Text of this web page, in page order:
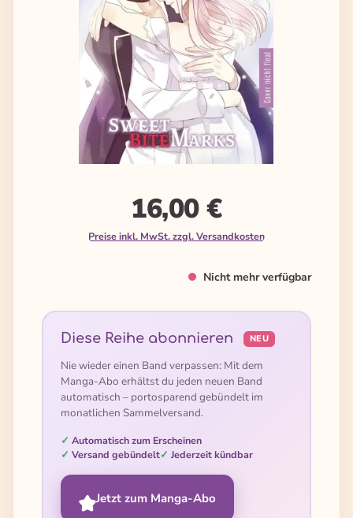
16,00 €
Preise inkl. MwSt. zzgl. Versandkosten
Nicht mehr verfügbar
Diese Reihe abonnieren NEU
Nie wieder einen Band verpassen: Mit dem
Manga-Abo erhältst du jeden neuen Band
automatisch – portosparend gebündelt im
monatlichen Sammelversand.
Automatisch zum Erscheinen
Versand gebündelt
Jederzeit kündbar
Jetzt zum Manga-Abo